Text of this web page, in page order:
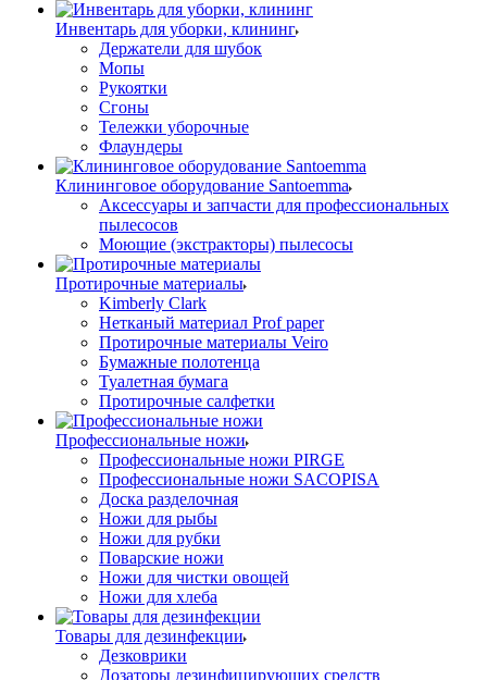
Инвентарь для уборки, клининг
Держатели для шубок
Мопы
Рукоятки
Сгоны
Тележки уборочные
Флаундеры
Клининговое оборудование Santoemma
Аксессуары и запчасти для профессиональных
пылесосов
Моющие (экстракторы) пылесосы
Протирочные материалы
Kimberly Clark
Нетканый материал Prof paper
Протирочные материалы Veiro
Бумажные полотенца
Туалетная бумага
Протирочные салфетки
Профессиональные ножи
Профессиональные ножи PIRGE
Профессиональные ножи SACOPISA
Доска разделочная
Ножи для рыбы
Ножи для рубки
Поварские ножи
Ножи для чистки овощей
Ножи для хлеба
Товары для дезинфекции
Дезковрики
Дозаторы дезинфицирующих средств